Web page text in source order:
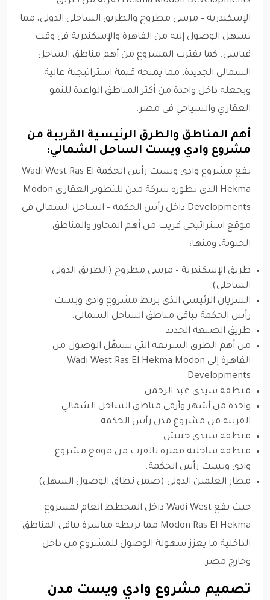
الإسكندرية – مرسى مطروح والطريق الساحلي الدولي، مما
يسهل الوصول إليه من القاهرة والإسكندرية في وقت
قياسي. كما يقترب المشروع من أهم مناطق الساحل
الشمالي الجديدة، مما يمنحه قيمة استراتيجية عالية
ويجعله داخل واحدة من أكثر المناطق الواعدة للنمو
العقاري والسياحي في مصر.
أهم المناطق والطرق الرئيسية القريبة من
مشروع وادي ويست الساحل الشمالي:
يقع مشروع وادي ويست رأس الحكمة Wadi West Ras El
Hekma الذي تطوره شركة مدن للتطوير العقاري Modon
Developments داخل رأس الحكمة – الساحل الشمالي في
موقع استراتيجي قريب من أهم المحاور والمناطق
الحيوية، ومنها:
طريق الإسكندرية – مرسى مطروح (الطريق الدولي
الساحلي)
الشريان الرئيسي الذي يربط مشروع وادي ويست
رأس الحكمة بباقي مناطق الساحل الشمالي.
طريق الضبعة الجديد
من أهم الطرق السريعة التي تسهّل الوصول من
القاهرة إلى Wadi West Ras El Hekma Modon
Developments.
منطقة سيدي عبد الرحمن
واحدة من أشهر وأرقى مناطق الساحل الشمالي
القريبة من مشروع مدن رأس الحكمة.
منطقة سيدي حنيش
منطقة ساحلية مميزة بالقرب من موقع مشروع
وادي ويست رأس الحكمة.
مطار العلمين الدولي (ضمن نطاق الوصول السهل)
حيث يقع Wadi West داخل المخطط العام لمشروع
Modon Ras El Hekma مما يربطه مباشرة بباقي المناطق
الداخلية ما يعزز سهولة الوصول للمشروع من داخل
وخارج مصر.
تصميم مشروع وادي ويست مدن